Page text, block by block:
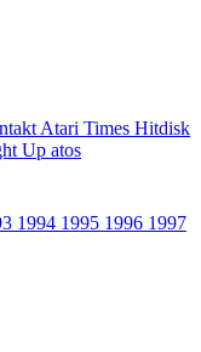
Atari Times Hitdisk
Up atos
1994 1995 1996 1997